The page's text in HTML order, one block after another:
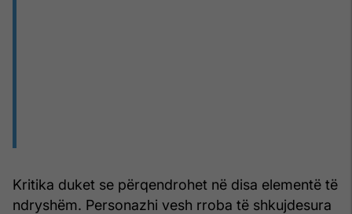
Kritika duket se përqendrohet në disa elementë të
ndryshëm. Personazhi vesh rroba të shkujdesura